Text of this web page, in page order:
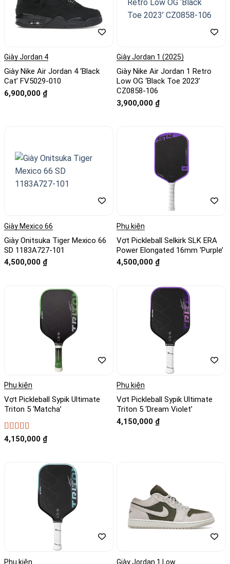
Giày Jordan 4
Giày Nike Air Jordan 4 ‘Black
Cat’ FV5029-010
6,900,000 ₫
Giày Jordan 1 (2025)
Giày Nike Air Jordan 1 Retro
Low OG ‘Black Toe 2023’
CZ0858-106
3,900,000 ₫
Giày Mexico 66
Giày Onitsuka Tiger Mexico 66
SD 1183A727-101
4,500,000 ₫
Phụ kiện
Vợt Pickleball Selkirk SLK ERA
Power Elongated 16mm ‘Purple’
4,500,000 ₫
Phụ kiện
Vợt Pickleball Sypik Ultimate
Triton 5 ‘Matcha’
Được xếp
4,150,000 ₫
Phụ kiện
Vợt Pickleball Sypik Ultimate
Triton 5 ‘Dream Violet’
4,150,000 ₫
Phụ kiện Giày Jordan 1 Low